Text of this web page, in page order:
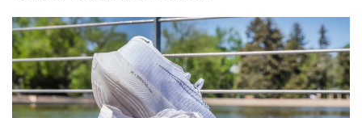
Estación
Todas las
estaciones
estaciones
Todas las
estaciones
Removable
insole
✗ ✗ ✓